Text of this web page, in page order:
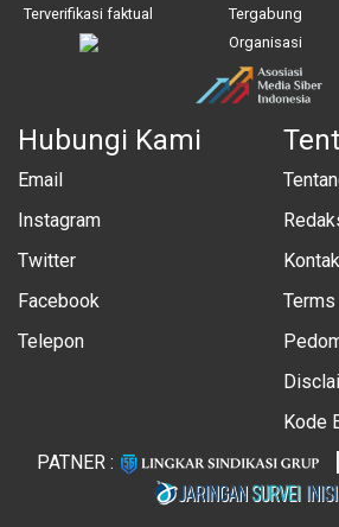
Terverifikasi faktual
Tergabung
Organisasi
Hubungi Kami
Email
Instagram
Twitter
Facebook
Telepon
Kontak
Kode
PATNER :